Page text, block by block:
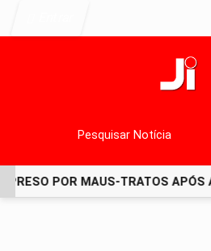
Pesquisar Notícia
POR MAUS-TRATOS APÓS